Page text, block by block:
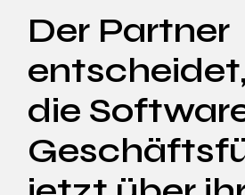
Der Partner
die